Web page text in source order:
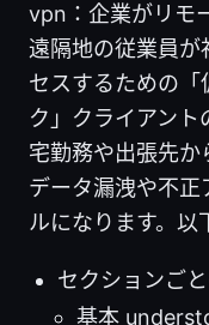
vpn：企業がリモ
遠隔地の従業員が
セスするための
ク」クライアント
宅勤務や出張先か
データ漏洩や不正
ルになります。以
セクションご
基本